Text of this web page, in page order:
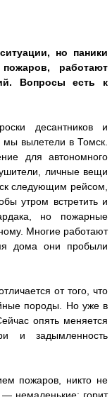
но паники
работают
Вопросы есть к
десантников и
вылетели в Томск.
для автономного
личные вещи
следующим рейсом,
утром встретить и
но пожарные
Многие работают
дома они пробыли
от того, что
породы. Но уже в
опять меняется
и задымленность
пожаров, никто не
немаленькие: горит